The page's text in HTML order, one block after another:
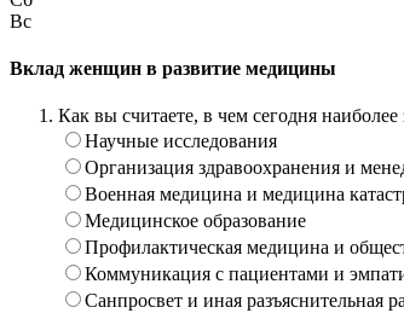
Вс
Вклад женщин в развитие медицины
Как вы считаете, в чем сегодня
Научные исследования
Организация здравоохранения и
Военная медицина и медицина
Медицинское образование
Профилактическая медицина и
Коммуникация с пациентами и
Санпросвет и иная разъяснительная